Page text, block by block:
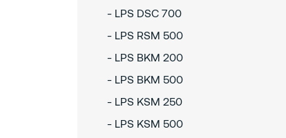
- LPS DSC 700
- LPS RSM 500
- LPS BKM 200
- LPS BKM 500
- LPS KSM 250
- LPS KSM 500